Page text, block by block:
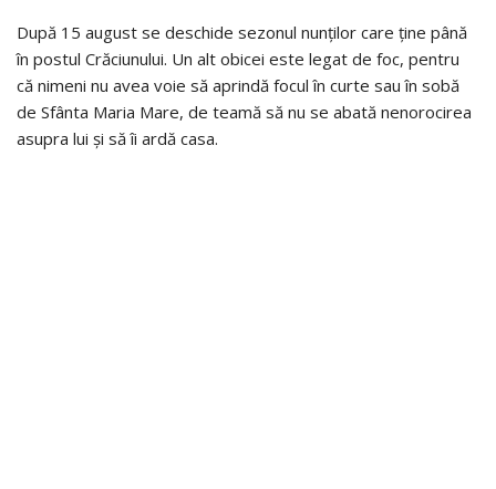
După 15 august se deschide sezonul nunților care ține până
în postul Crăciunului. Un alt obicei este legat de foc, pentru
că nimeni nu avea voie să aprindă focul în curte sau în sobă
de Sfânta Maria Mare, de teamă să nu se abată nenorocirea
asupra lui și să îi ardă casa.